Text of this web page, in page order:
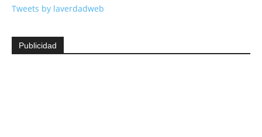
Tweets by laverdadweb
Publicidad